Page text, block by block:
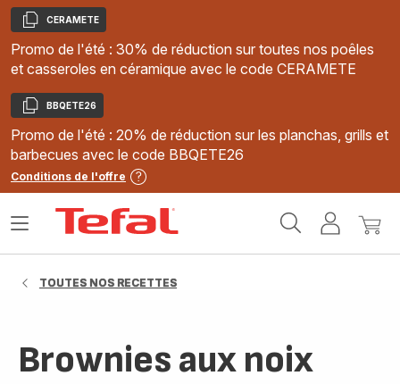
Copier
CERAMETE
Promo de l'été : 30% de réduction sur toutes nos poêles
et casseroles en céramique avec le code CERAMETE
Copier
BBQETE26
Promo de l'été : 20% de réduction sur les planchas, grills et
barbecues avec le code BBQETE26
Conditions de l'offre
MonMon
Ouvrir
TOUTES NOS RECETTES
Brownies aux noix